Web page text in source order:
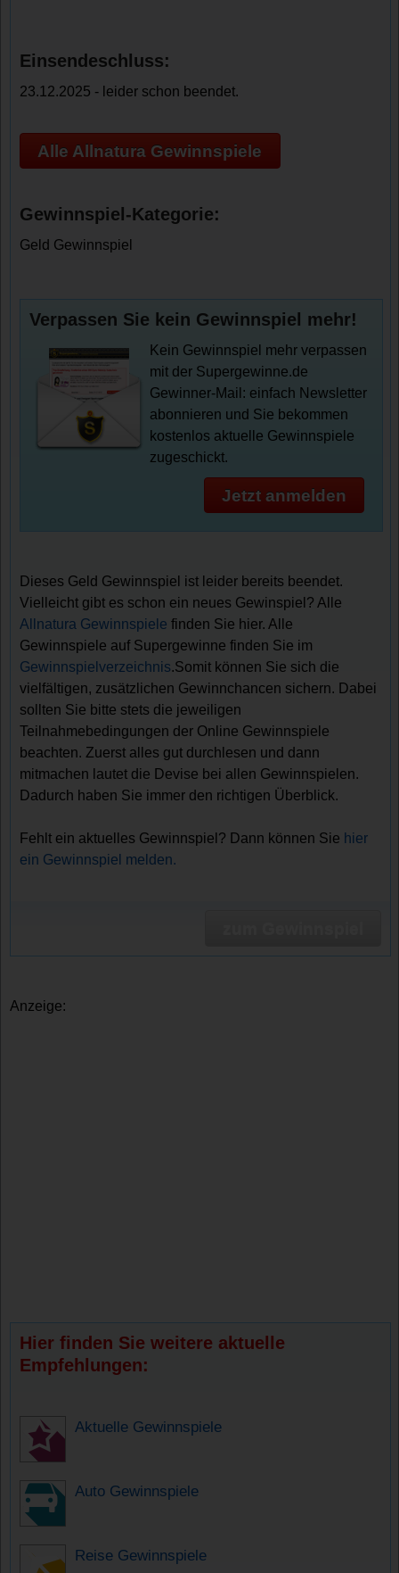
Einsendeschluss:
23.12.2025 - leider schon beendet.
Alle Allnatura Gewinnspiele
Gewinnspiel-Kategorie:
Geld Gewinnspiel
Verpassen Sie kein Gewinnspiel mehr!
Kein Gewinnspiel mehr verpassen
mit der Supergewinne.de
Gewinner-Mail: einfach Newsletter
abonnieren und Sie bekommen
kostenlos aktuelle Gewinnspiele
zugeschickt.
Jetzt anmelden
Dieses Geld Gewinnspiel ist leider bereits beendet.
Vielleicht gibt es schon ein neues Gewinspiel? Alle
Allnatura Gewinnspiele finden Sie hier. Alle
Gewinnspiele auf Supergewinne finden Sie im
Gewinnspielverzeichnis.Somit können Sie sich die
vielfältigen, zusätzlichen Gewinnchancen sichern. Dabei
sollten Sie bitte stets die jeweiligen
Teilnahmebedingungen der Online Gewinnspiele
beachten. Zuerst alles gut durchlesen und dann
mitmachen lautet die Devise bei allen Gewinnspielen.
Dadurch haben Sie immer den richtigen Überblick.
Fehlt ein aktuelles Gewinnspiel? Dann können Sie hier
ein Gewinnspiel melden.
Anzeige:
Hier finden Sie weitere aktuelle
Empfehlungen:
Aktuelle Gewinnspiele
Auto Gewinnspiele
Reise Gewinnspiele